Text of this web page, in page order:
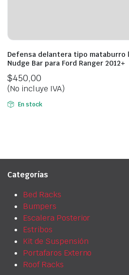
Defensa delantera tipo mataburro
Nudge Bar para Ford Ranger 2012+
$450,00
(No incluye IVA)
En stock
Categorías
Bed Racks
Bumpers
Escalera Posterior
Estribos
Kit de Suspensión
Portafaros Externo
Roof Racks